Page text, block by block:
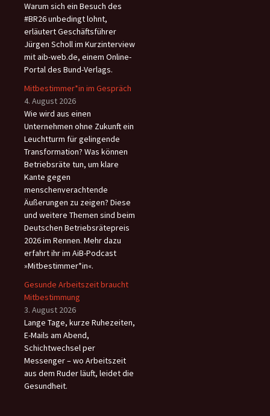
Warum sich ein Besuch des
#BR26 unbedingt lohnt,
erläutert Geschäftsführer
Jürgen Scholl im Kurzinterview
mit aib-web.de, einem Online-
Portal des Bund-Verlags.
Mitbestimmer*in im Gespräch
4. August 2026
Wie wird aus einen
Unternehmen ohne Zukunft ein
Leuchtturm für gelingende
Transformation? Was können
Betriebsräte tun, um klare
Kante gegen
menschenverachtende
Äußerungen zu zeigen? Diese
und weitere Themen sind beim
Deutschen Betriebsrätepreis
2026 im Rennen. Mehr dazu
erfahrt ihr im AiB-Podcast
»Mitbestimmer*in«.
Gesunde Arbeitszeit braucht
Mitbestimmung
3. August 2026
Lange Tage, kurze Ruhezeiten,
E-Mails am Abend,
Schichtwechsel per
Messenger – wo Arbeitszeit
aus dem Ruder läuft, leidet die
Gesundheit.